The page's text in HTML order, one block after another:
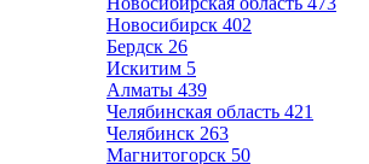
Новосибирск 402
Бердск 26
Искитим 5
Алматы 439
Челябинская область 421
Челябинск 263
Магнитогорск 50